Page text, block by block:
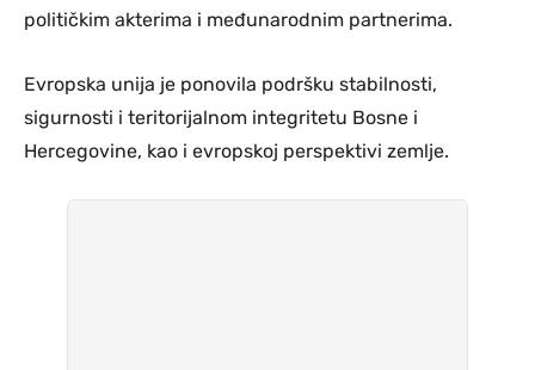
političkim akterima i međunarodnim partnerima.
Evropska unija je ponovila podršku stabilnosti,
sigurnosti i teritorijalnom integritetu Bosne i
Hercegovine, kao i evropskoj perspektivi zemlje.